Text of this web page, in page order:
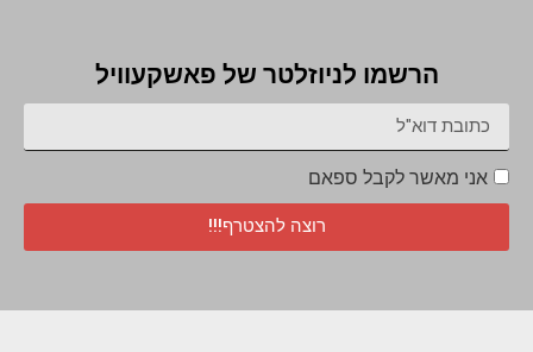
הרשמו לניוזלטר של פאשקעוויל
אני מאשר לקבל ספאם
רוצה להצטרף!!!